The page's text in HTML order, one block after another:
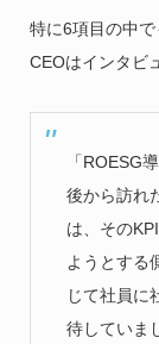
特に6項目の中
CEOはインタビ
「ROESG
後から訪れ
は、その
ようとする
じて社員に
待していま